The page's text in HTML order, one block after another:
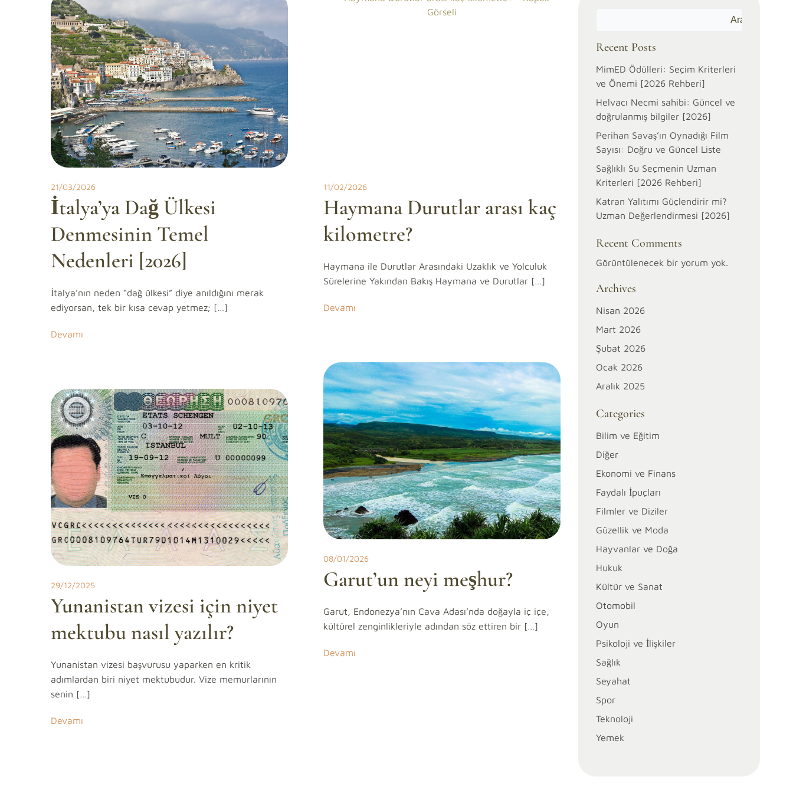
21/03/2026
İtalya’ya Dağ Ülkesi
Denmesinin Temel
Nedenleri [2026]
İtalya’nın neden “dağ ülkesi” diye anıldığını merak
ediyorsan, tek bir kısa cevap yetmez; […]
Devamı
11/02/2026
Haymana Durutlar arası kaç
kilometre?
Haymana ile Durutlar Arasındaki Uzaklık ve Yolculuk
Sürelerine Yakından Bakış Haymana ve Durutlar […]
Devamı
08/01/2026
Garut’un neyi meşhur?
Garut, Endonezya’nın Cava Adası’nda doğayla iç içe,
kültürel zenginlikleriyle adından söz ettiren bir […]
Devamı
29/12/2025
Yunanistan vizesi için niyet
mektubu nasıl yazılır?
Yunanistan vizesi başvurusu yaparken en kritik
adımlardan biri niyet mektubudur. Vize memurlarının
senin […]
Devamı
Ara
Recent Posts
MimED Ödülleri: Seçim Kriterleri
ve Önemi [2026 Rehberi]
Helvacı Necmi sahibi: Güncel ve
doğrulanmış bilgiler [2026]
Perihan Savaş’ın Oynadığı Film
Sayısı: Doğru ve Güncel Liste
Sağlıklı Su Seçmenin Uzman
Kriterleri [2026 Rehberi]
Katran Yalıtımı Güçlendirir mi?
Uzman Değerlendirmesi [2026]
Recent Comments
Görüntülenecek bir yorum yok.
Archives
Nisan 2026
Mart 2026
Şubat 2026
Ocak 2026
Aralık 2025
Categories
Bilim ve Eğitim
Diğer
Ekonomi ve Finans
Faydalı İpuçları
Filmler ve Diziler
Güzellik ve Moda
Hayvanlar ve Doğa
Hukuk
Kültür ve Sanat
Otomobil
Oyun
Psikoloji ve İlişkiler
Sağlık
Seyahat
Spor
Teknoloji
Yemek